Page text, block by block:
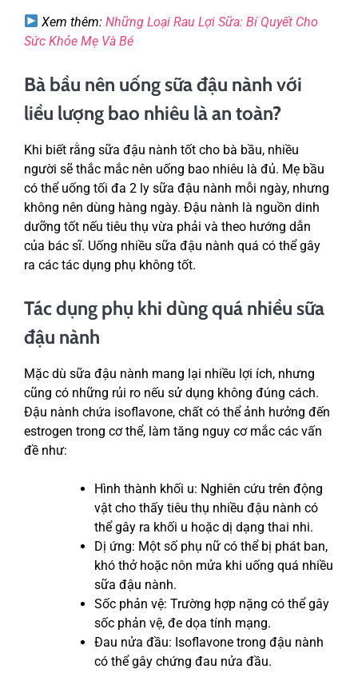
Xem thêm:Những Loại Rau Lợi Sữa: Bí Quyết Cho
Sức Khỏe Mẹ Và Bé
Bà bầu nên uống sữa đậu nành với
liều lượng bao nhiêu là an toàn?
Khi biết rằng sữa đậu nành tốt cho bà bầu, nhiều
người sẽ thắc mắc nên uống bao nhiêu là đủ. Mẹ bầu
có thể uống tối đa 2 ly sữa đậu nành mỗi ngày, nhưng
không nên dùng hàng ngày. Đậu nành là nguồn dinh
dưỡng tốt nếu tiêu thụ vừa phải và theo hướng dẫn
của bác sĩ. Uống nhiều sữa đậu nành quá có thể gây
ra các tác dụng phụ không tốt.
Tác dụng phụ khi dùng quá nhiều sữa
đậu nành
Mặc dù sữa đậu nành mang lại nhiều lợi ích, nhưng
cũng có những rủi ro nếu sử dụng không đúng cách.
Đậu nành chứa isoflavone, chất có thể ảnh hưởng đến
estrogen trong cơ thể, làm tăng nguy cơ mắc các vấn
đề như:
Hình thành khối u: Nghiên cứu trên động
vật cho thấy tiêu thụ nhiều đậu nành có
thể gây ra khối u hoặc dị dạng thai nhi.
Dị ứng: Một số phụ nữ có thể bị phát ban,
khó thở hoặc nôn mửa khi uống quá nhiều
sữa đậu nành.
Sốc phản vệ: Trường hợp nặng có thể gây
sốc phản vệ, đe dọa tính mạng.
Đau nửa đầu: Isoflavone trong đậu nành
có thể gây chứng đau nửa đầu.